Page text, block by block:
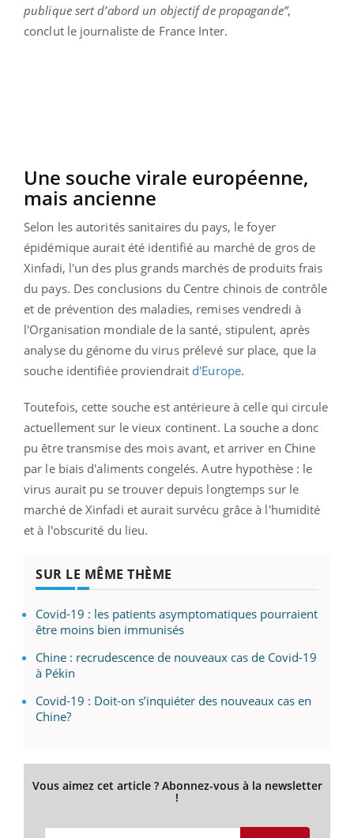
publique sert d’abord un objectif de propagande”,
conclut le journaliste de France Inter.
Une souche virale européenne,
mais ancienne
Selon les autorités sanitaires du pays, le foyer
épidémique aurait été identifié au marché de gros de
Xinfadi, l'un des plus grands marchés de produits frais
du pays. Des conclusions du Centre chinois de contrôle
et de prévention des maladies, remises vendredi à
l'Organisation mondiale de la santé, stipulent, après
analyse du génome du virus prélevé sur place, que la
souche identifiée proviendrait d'Europe.
Toutefois, cette souche est antérieure à celle qui circule
actuellement sur le vieux continent. La souche a donc
pu être transmise des mois avant, et arriver en Chine
par le biais d'aliments congelés. Autre hypothèse : le
virus aurait pu se trouver depuis longtemps sur le
marché de Xinfadi et aurait survécu grâce à l'humidité
et à l'obscurité du lieu.
SUR LE MÊME THÈME
Covid-19 : les patients asymptomatiques pourraient
être moins bien immunisés
Chine : recrudescence de nouveaux cas de Covid-19
à Pékin
Covid-19 : Doit-on s’inquiéter des nouveaux cas en
Chine?
Vous aimez cet article ? Abonnez-vous à la newsletter
!